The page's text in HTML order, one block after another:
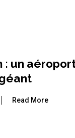
: un
Read More